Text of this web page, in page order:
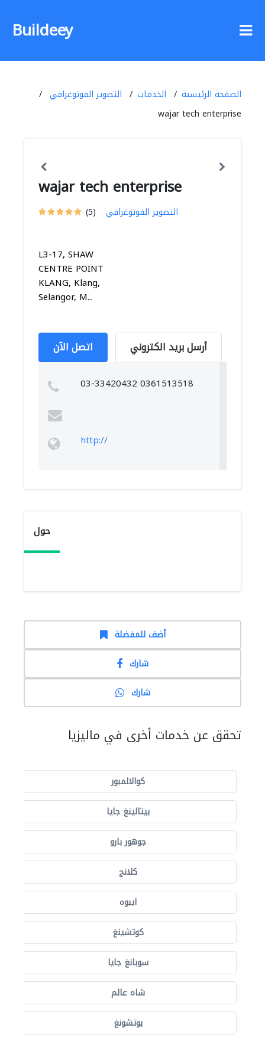
Buildeey
الصفحة الرئيسية الخدمات
التصوير الفوتوغرافي
wajar tech enterprise
wajar tech enterprise
(5) التصوير الفوتوغرافي
L3-17, SHAW
CENTRE POINT
KLANG, Klang,
Selangor, M...
اتصل الآن أرسل بريد الكتروني
03-33420432 0361513518
http://
حول
أضف للمفضلة
شارك
شارك
تحقق عن خدمات أخرى في ماليزيا
كوالالمبور
بيتالينغ جايا
جوهور بارو
كلانج
ايبوه
كوتشينغ
سوبانغ جايا
شاه عالم
بوتشونغ